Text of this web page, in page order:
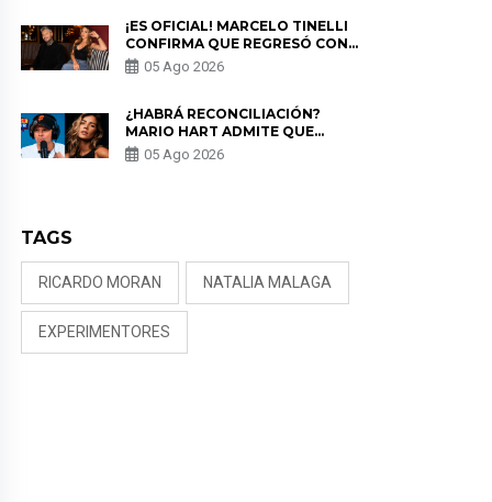
¡ES OFICIAL! MARCELO TINELLI
CONFIRMA QUE REGRESÓ CON
MILETT FIGUEROA: “EL AMOR
PUDO MÁS”
05 Ago 2026
¿HABRÁ RECONCILIACIÓN?
MARIO HART ADMITE QUE
PODRÍA VOLVER CON KORINA
RIVADENEIRA: “NO LE CERRARÍA
05 Ago 2026
TAGS
RICARDO MORAN NATALIA MALAGA
EXPERIMENTORES